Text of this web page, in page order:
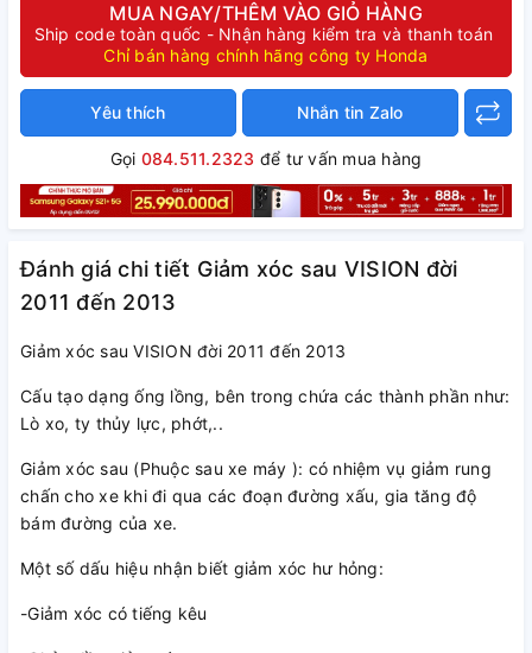
MUA NGAY/THÊM VÀO GIỎ HÀNG
Ship code toàn quốc - Nhận hàng kiểm tra và thanh toán
Chỉ bán hàng chính hãng công ty Honda
Yêu thích Nhắn tin Zalo
Gọi 084.511.2323 để tư vấn mua hàng
Đánh giá chi tiết Giảm xóc sau VISION đời
2011 đến 2013
Giảm xóc sau VISION đời 2011 đến 2013
Cấu tạo dạng ống lồng, bên trong chứa các thành phần như:
Lò xo, ty thủy lực, phớt,..
Giảm xóc sau (Phuộc sau xe máy ): có nhiệm vụ giảm rung
chấn cho xe khi đi qua các đoạn đường xấu, gia tăng độ
bám đường của xe.
Một số dấu hiệu nhận biết giảm xóc hư hỏng:
-Giảm xóc có tiếng kêu